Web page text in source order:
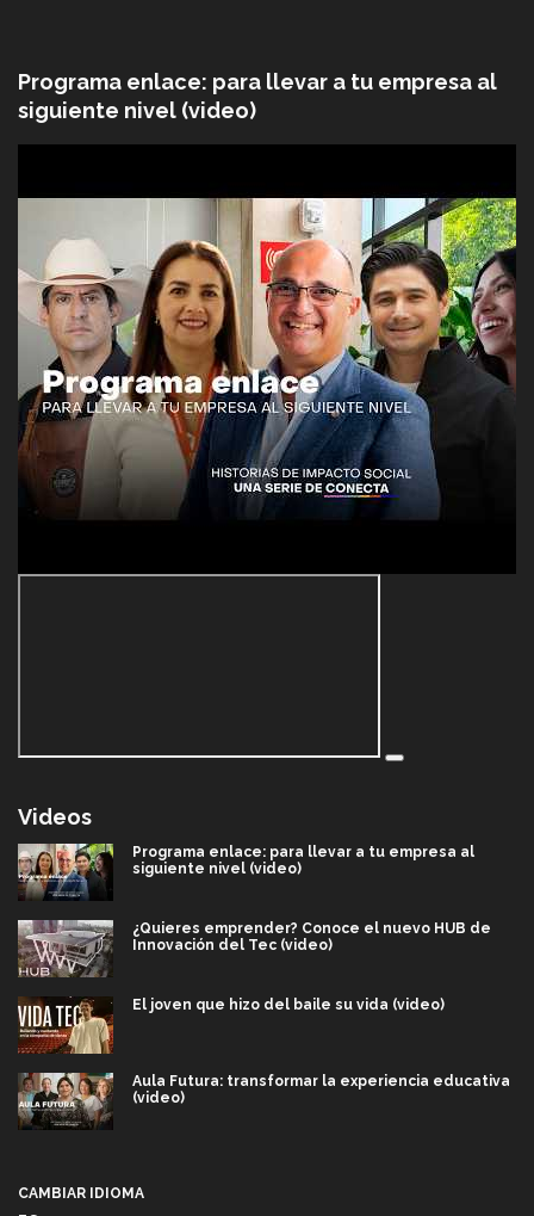
Programa enlace: para llevar a tu empresa al
siguiente nivel (video)
Videos
Programa enlace: para llevar a tu empresa al
siguiente nivel (video)
¿Quieres emprender? Conoce el nuevo HUB de
Innovación del Tec (video)
El joven que hizo del baile su vida (video)
Aula Futura: transformar la experiencia educativa
(video)
CAMBIAR IDIOMA